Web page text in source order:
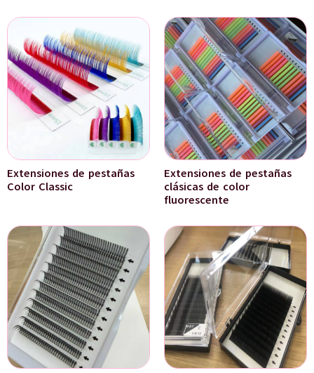
Extensiones de pestañas
Color Classic
Extensiones de pestañas
clásicas de color
fluorescente